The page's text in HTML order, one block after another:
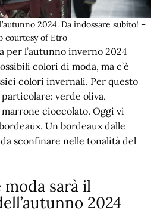
2024. Da indossare subito! –
courtesy of Etro
per l’autunno inverno 2024
colori di moda, ma c’è
colori invernali. Per questo
verde oliva,
cioccolato. Oggi vi
Un bordeaux dalle
sconfinare nelle tonalità del
sarà il
2024